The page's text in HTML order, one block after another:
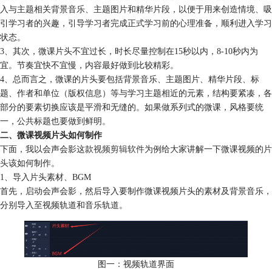
入与主题相关背景音乐、主题图片和精华片段，以便于用来创造情境、吸
引学习者的兴趣，引导学习者完成正式学习前的心理准备，顺利进入学习
状态。
3、其次，微课片头不宜过长，时长尽量控制在15秒以内，8-10秒内为
宜。节奏宜快不宜慢，内容最好做到比较精彩。
4、总而言之，微课的片头要包括背景音乐、主题图片、精华片段、标
题、作者和单位（版权信息）等与学习主题相近的元素，结构要紧凑，各
部分的要素切换应该是平滑和无缝的。如果做系列式的微课，风格要统
一，公共标题也要做到鲜明。
二、微课视频片头如何制作
下面，我以会声会影这款视频剪辑软件为例给大家讲解一下微课视频的片
头该如何制作。
1、导入片头素材、BGM
首先，启动会声会影，然后导入要制作微课视频片头的素材及背景音乐，
分别导入至视频轨道和音乐轨道。
图一：视频轨道界面